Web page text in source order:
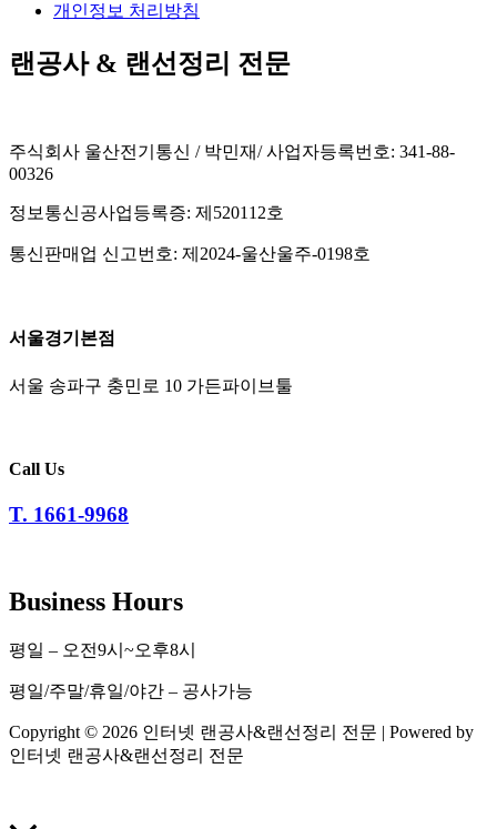
개인정보 처리방침
랜공사 & 랜선정리 전문
주식회사 울산전기통신 / 박민재/ 사업자등록번호: 341-88-
00326
정보통신공사업등록증: 제520112호
통신판매업 신고번호: 제2024-울산울주-0198호
서울경기본점
서울 송파구 충민로 10 가든파이브툴
Call Us
T. 1661-9968
Business Hours
평일 – 오전9시~오후8시
평일/주말/휴일/야간 – 공사가능
Copyright © 2026 인터넷 랜공사&랜선정리 전문 | Powered by
인터넷 랜공사&랜선정리 전문